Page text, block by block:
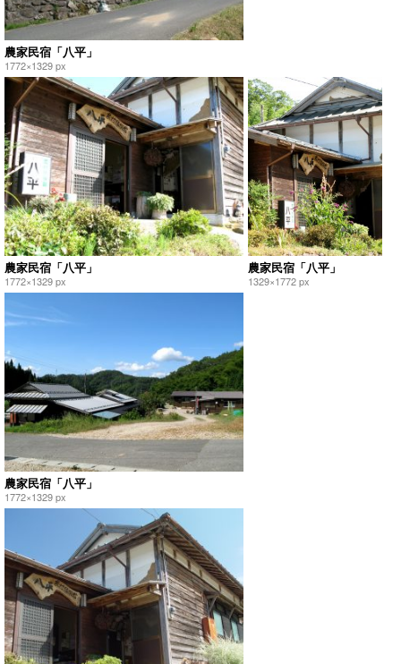
農家民宿「八平」
1772×1329 px
農家民宿「八平」
1772×1329 px
農家民宿「八平」
1329×1772 px
農家民宿「八平」
1772×1329 px